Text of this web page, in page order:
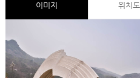
이미지 위치도